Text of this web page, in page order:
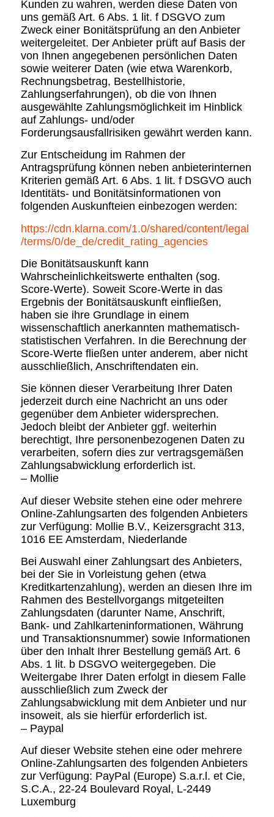
Kunden zu wahren, werden diese Daten von
uns gemäß Art. 6 Abs. 1 lit. f DSGVO zum
Zweck einer Bonitätsprüfung an den Anbieter
weitergeleitet. Der Anbieter prüft auf Basis der
von Ihnen angegebenen persönlichen Daten
sowie weiterer Daten (wie etwa Warenkorb,
Rechnungsbetrag, Bestellhistorie,
Zahlungserfahrungen), ob die von Ihnen
ausgewählte Zahlungsmöglichkeit im Hinblick
auf Zahlungs- und/oder
Forderungsausfallrisiken gewährt werden kann.
Zur Entscheidung im Rahmen der
Antragsprüfung können neben anbieterinternen
Kriterien gemäß Art. 6 Abs. 1 lit. f DSGVO auch
Identitäts- und Bonitätsinformationen von
folgenden Auskunfteien einbezogen werden:
https://cdn.klarna.com/1.0/shared/content/legal
/terms/0/de_de/credit_rating_agencies
Die Bonitätsauskunft kann
Wahrscheinlichkeitswerte enthalten (sog.
Score-Werte). Soweit Score-Werte in das
Ergebnis der Bonitätsauskunft einfließen,
haben sie ihre Grundlage in einem
wissenschaftlich anerkannten mathematisch-
statistischen Verfahren. In die Berechnung der
Score-Werte fließen unter anderem, aber nicht
ausschließlich, Anschriftendaten ein.
Sie können dieser Verarbeitung Ihrer Daten
jederzeit durch eine Nachricht an uns oder
gegenüber dem Anbieter widersprechen.
Jedoch bleibt der Anbieter ggf. weiterhin
berechtigt, Ihre personenbezogenen Daten zu
verarbeiten, sofern dies zur vertragsgemäßen
Zahlungsabwicklung erforderlich ist.
– Mollie
Auf dieser Website stehen eine oder mehrere
Online-Zahlungsarten des folgenden Anbieters
zur Verfügung: Mollie B.V., Keizersgracht 313,
1016 EE Amsterdam, Niederlande
Bei Auswahl einer Zahlungsart des Anbieters,
bei der Sie in Vorleistung gehen (etwa
Kreditkartenzahlung), werden an diesen Ihre im
Rahmen des Bestellvorgangs mitgeteilten
Zahlungsdaten (darunter Name, Anschrift,
Bank- und Zahlkarteninformationen, Währung
und Transaktionsnummer) sowie Informationen
über den Inhalt Ihrer Bestellung gemäß Art. 6
Abs. 1 lit. b DSGVO weitergegeben. Die
Weitergabe Ihrer Daten erfolgt in diesem Falle
ausschließlich zum Zweck der
Zahlungsabwicklung mit dem Anbieter und nur
insoweit, als sie hierfür erforderlich ist.
– Paypal
Auf dieser Website stehen eine oder mehrere
Online-Zahlungsarten des folgenden Anbieters
zur Verfügung: PayPal (Europe) S.a.r.l. et Cie,
S.C.A., 22-24 Boulevard Royal, L-2449
Luxemburg